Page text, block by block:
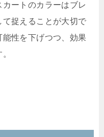
ートのカラーはブレ
捉えることが大切で
性を下げつつ、効果